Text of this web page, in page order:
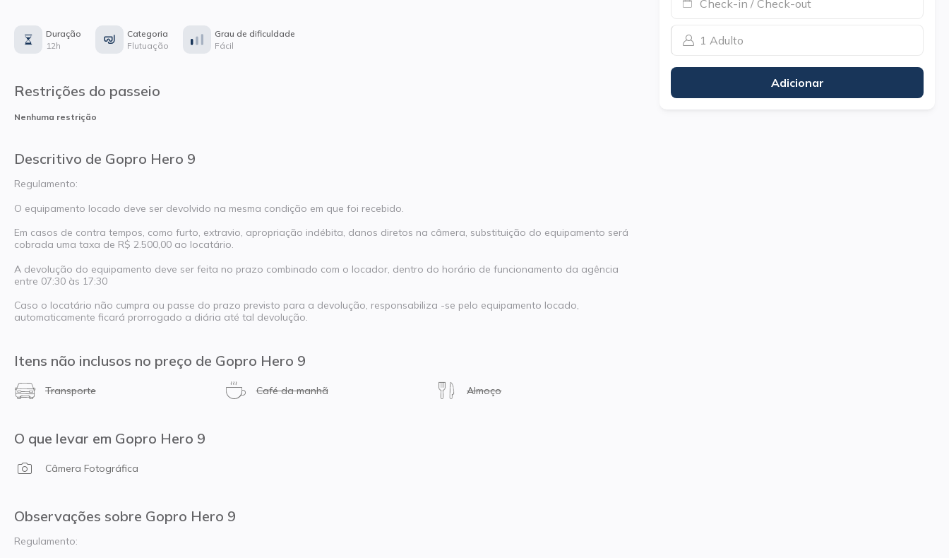
Duração
12h
Categoria
Flutuação
Grau de dificuldade
Fácil
Restrições do passeio
Nenhuma restrição
Descritivo de Gopro Hero 9
Regulamento:
O equipamento locado deve ser devolvido na mesma condição em que foi recebido.
Em casos de contra tempos, como furto, extravio, apropriação indébita, danos diretos na câmera, substituição do equipamento será
cobrada uma taxa de R$ 2.500,00 ao locatário.
A devolução do equipamento deve ser feita no prazo combinado com o locador, dentro do horário de funcionamento da agência
entre 07:30 às 17:30
Caso o locatário não cumpra ou passe do prazo previsto para a devolução, responsabiliza -se pelo equipamento locado,
automaticamente ficará prorrogado a diária até tal devolução.
Itens não inclusos no preço de Gopro Hero 9
Transporte Café da manhã Almoço
O que levar em Gopro Hero 9
Câmera Fotográfica
Observações sobre Gopro Hero 9
Regulamento:
Check-in / Check-out
1 Adulto
Adicionar